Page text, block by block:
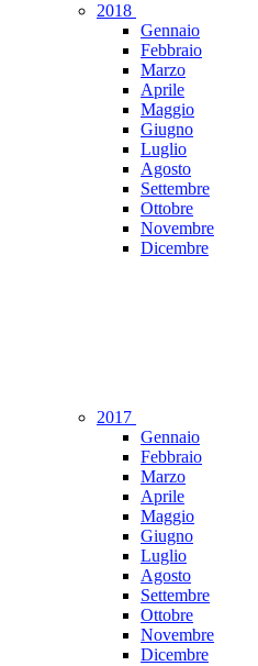
2018
Gennaio
Febbraio
Marzo
Aprile
Maggio
Giugno
Luglio
Agosto
Settembre
Ottobre
Novembre
Dicembre
2017
Gennaio
Febbraio
Marzo
Aprile
Maggio
Giugno
Luglio
Agosto
Settembre
Ottobre
Novembre
Dicembre